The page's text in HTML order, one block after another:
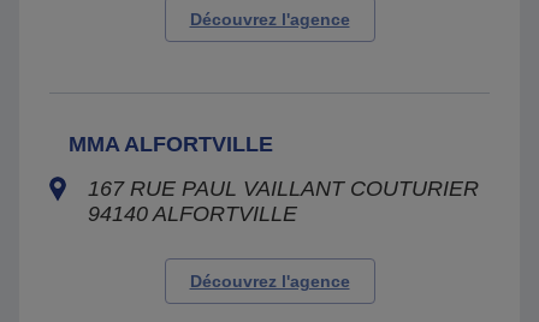
Découvrez l'agence
MMA ALFORTVILLE
167 RUE PAUL VAILLANT COUTURIER
94140 ALFORTVILLE
Découvrez l'agence